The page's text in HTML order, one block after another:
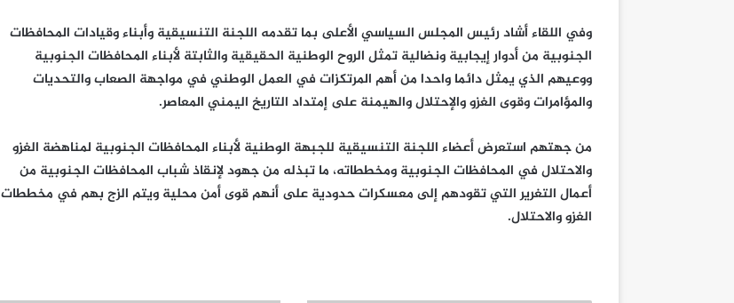
وفي اللقاء أشاد رئيس المجلس السياسي الأعلى بما تقدمه اللجنة التنسيقية وأبناء وقيادات المحافظات
الجنوبية من أدوار إيجابية ونضالية تمثل الروح الوطنية الحقيقية والثابتة لأبناء المحافظات الجنوبية
ووعيهم الذي يمثل دائما واحدا من أهم المرتكزات في العمل الوطني في مواجهة الصعاب والتحديات
والمؤامرات وقوى الغزو والإحتلال والهيمنة على إمتداد التاريخ اليمني المعاصر.
من جهتهم استعرض أعضاء اللجنة التنسيقية للجبهة الوطنية لأبناء المحافظات الجنوبية لمناهضة الغزو
والاحتلال في المحافظات الجنوبية ومخططاته، ما تبذله من جهود لإنقاذ شباب المحافظات الجنوبية من
أعمال التغرير التي تقودهم إلى معسكرات حدودية على أنهم قوى أمن محلية ويتم الزج بهم في مخططات
الغزو والاحتلال.